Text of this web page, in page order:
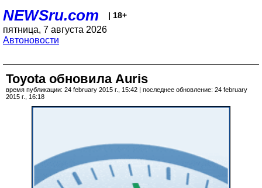
NEWSru.com | 18+
пятница, 7 августа 2026
Автоновости
Toyota обновила Auris
время публикации: 24 february 2015 г., 15:42 | последнее обновление: 24 february
2015 г., 16:18